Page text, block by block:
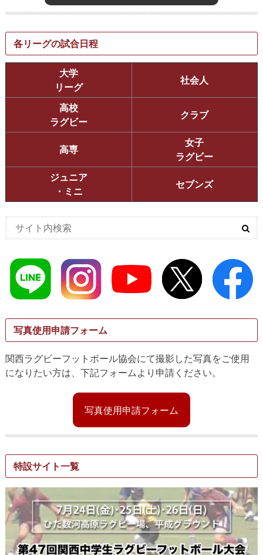
各リーグの試合日程
大学
リーグ
社会人
高校
ラグビー
クラブ
高専
女子
ラグビー
ジュニア
・ミニ
セブンズ
写真使用申請フォーム
関西ラグビーフットボール協会にて撮影した写真をご使用
になりたい方は、下記フォームより申請ください。
写真使用申請フォーム
特設サイト一覧